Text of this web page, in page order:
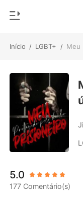
Início / LGBT+ / Meu
Histórico
Sair
Baixar App
Gênero
Moderno
Lobisomem
Contos
Bilionários
5.0
177 Comentário(s)